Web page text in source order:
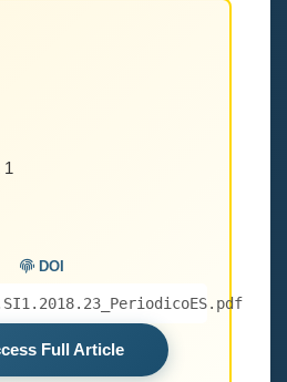
1
DOI
Full Article